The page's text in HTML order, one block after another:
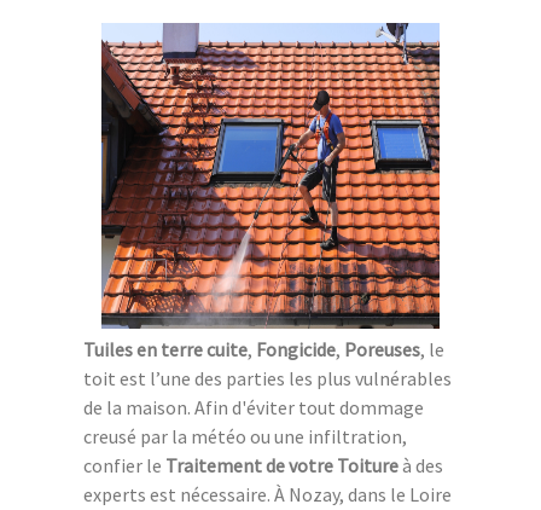
Tuiles en terre cuite, Fongicide, Poreuses, le
toit est l’une des parties les plus vulnérables
de la maison. Afin d'éviter tout dommage
creusé par la météo ou une infiltration,
confier le Traitement de votre Toitureà des
experts est nécessaire. À Nozay, dans le Loire